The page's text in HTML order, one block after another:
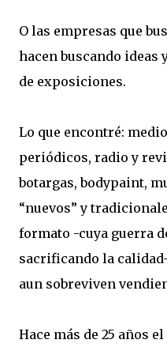
O las empresas que
hacen buscando ideas
de exposiciones.
Lo que encontré:
periódicos, radio y
botargas, bodypaint,
“nuevos” y
formato -cuya guerra
sacrificando la
aun sobreviven
Hace más de 25 años